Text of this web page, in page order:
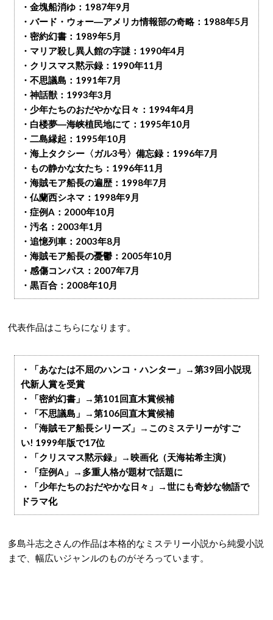
・金塊船消ゆ：1987年9月
・バード・ウォー―アメリカ情報部の奇略：1988年5月
・密約幻書：1989年5月
・マリア殺し異人館の字謎：1990年4月
・クリスマス黙示録：1990年11月
・不思議島：1991年7月
・神話獣：1993年3月
・少年たちのおだやかな日々：1994年4月
・白楼夢―海峡植民地にて：1995年10月
・二島縁起：1995年10月
・海上タクシー〈ガル3号〉備忘録：1996年7月
・もの静かな女たち：1996年11月
・海賊モア船長の遍歴：1998年7月
・仏蘭西シネマ：1998年9月
・症例A：2000年10月
・汚名：2003年1月
・追憶列車：2003年8月
・海賊モア船長の憂鬱：2005年10月
・感傷コンパス：2007年7月
・黒百合：2008年10月
代表作品はこちらになります。
・「あなたは不屈のハンコ・ハンター」→第39回小説現
代新人賞を受賞
・「密約幻書」→第101回直木賞候補
・「不思議島」→第106回直木賞候補
・「海賊モア船長シリーズ」→このミステリーがすご
い! 1999年版で17位
・「クリスマス黙示録」→映画化（天海祐希主演）
・「症例A」→多重人格が題材で話題に
・「少年たちのおだやかな日々」→世にも奇妙な物語で
ドラマ化
多島斗志之さんの作品は本格的なミステリー小説から純愛小説
まで、幅広いジャンルのものがそろっています。